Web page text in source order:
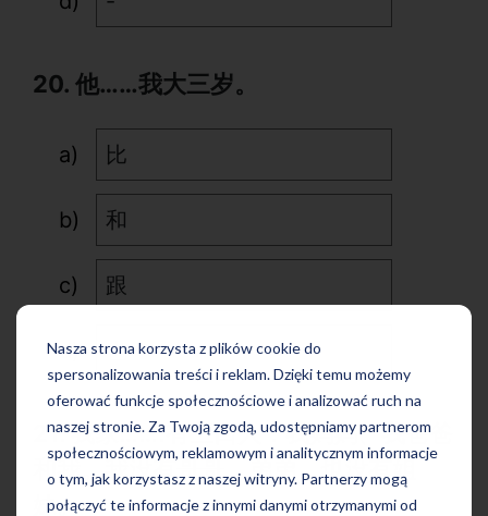
Nasza strona korzysta z plików cookie do
spersonalizowania treści i reklam. Dzięki temu możemy
oferować funkcje społecznościowe i analizować ruch na
naszej stronie. Za Twoją zgodą, udostępniamy partnerom
społecznościowym, reklamowym i analitycznym informacje
o tym, jak korzystasz z naszej witryny. Partnerzy mogą
połączyć te informacje z innymi danymi otrzymanymi od
20. 他……我大三岁。
比
和
跟
也
21. 我家…….有三口人：我妈妈、我爸爸
和我。我没有哥哥、弟弟，也没有姐
妹。